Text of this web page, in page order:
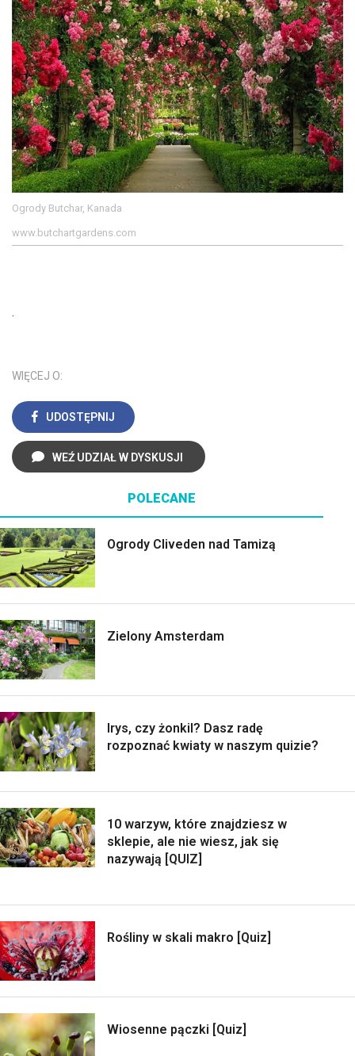
Ogrody Butchar, Kanada
www.butchartgardens.com
.
WIĘCEJ O:
UDOSTĘPNIJ
WEŹ UDZIAŁ W DYSKUSJI
POLECANE
Ogrody Cliveden nad Tamizą
Zielony Amsterdam
Irys, czy żonkil? Dasz radę
rozpoznać kwiaty w naszym quizie?
10 warzyw, które znajdziesz w
sklepie, ale nie wiesz, jak się
nazywają [QUIZ]
Rośliny w skali makro [Quiz]
Wiosenne pączki [Quiz]